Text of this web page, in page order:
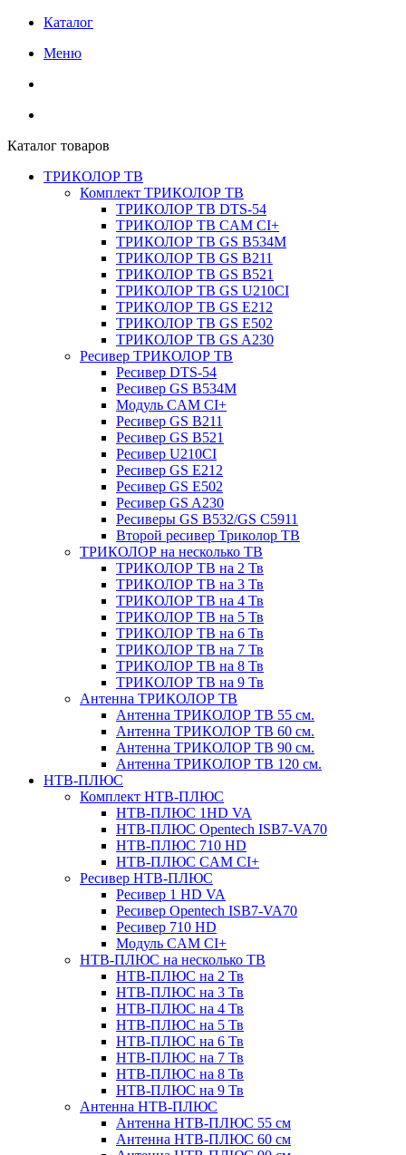
Каталог
Меню
Каталог товаров
ТРИКОЛОР ТВ
Комплект ТРИКОЛОР ТВ
ТРИКОЛОР ТВ DTS-54
ТРИКОЛОР ТВ CAM CI+
ТРИКОЛОР ТВ GS B534M
ТРИКОЛОР ТВ GS B211
ТРИКОЛОР ТВ GS B521
ТРИКОЛОР ТВ GS U210CI
ТРИКОЛОР ТВ GS E212
ТРИКОЛОР ТВ GS E502
ТРИКОЛОР ТВ GS A230
Ресивер ТРИКОЛОР ТВ
Ресивер DTS-54
Ресивер GS B534M
Модуль CAM CI+
Ресивер GS B211
Ресивер GS B521
Ресивер U210CI
Ресивер GS E212
Ресивер GS E502
Ресивер GS A230
Ресиверы GS B532/GS C5911
Второй ресивер Триколор ТВ
ТРИКОЛОР на несколько ТВ
ТРИКОЛОР ТВ на 2 Тв
ТРИКОЛОР ТВ на 3 Тв
ТРИКОЛОР ТВ на 4 Тв
ТРИКОЛОР ТВ на 5 Тв
ТРИКОЛОР ТВ на 6 Тв
ТРИКОЛОР ТВ на 7 Тв
ТРИКОЛОР ТВ на 8 Тв
ТРИКОЛОР ТВ на 9 Тв
Антенна ТРИКОЛОР ТВ
Антенна ТРИКОЛОР ТВ 55 см.
Антенна ТРИКОЛОР ТВ 60 см.
Антенна ТРИКОЛОР ТВ 90 см.
Антенна ТРИКОЛОР ТВ 120 см.
НТВ-ПЛЮС
Комплект НТВ-ПЛЮС
НТВ-ПЛЮС 1HD VA
НТВ-ПЛЮС Opentech ISB7-VA70
НТВ-ПЛЮС 710 HD
НТВ-ПЛЮС CAM CI+
Ресивер НТВ-ПЛЮС
Ресивер 1 HD VA
Ресивер Opentech ISB7-VA70
Ресивер 710 HD
Модуль CAM CI+
НТВ-ПЛЮС на несколько ТВ
НТВ-ПЛЮС на 2 Тв
НТВ-ПЛЮС на 3 Тв
НТВ-ПЛЮС на 4 Тв
НТВ-ПЛЮС на 5 Тв
НТВ-ПЛЮС на 6 Тв
НТВ-ПЛЮС на 7 Тв
НТВ-ПЛЮС на 8 Тв
НТВ-ПЛЮС на 9 Тв
Антенна НТВ-ПЛЮС
Антенна НТВ-ПЛЮС 55 см
Антенна НТВ-ПЛЮС 60 см